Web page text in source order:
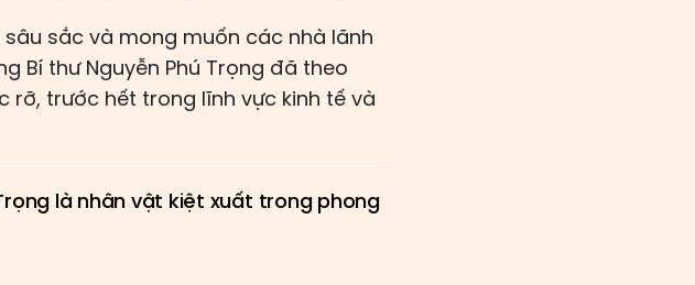
sắc và mong muốn các nhà lãnh
Bí thư Nguyễn Phú Trọng đã theo
rỡ, trước hết trong lĩnh vực kinh tế và
là nhân vật kiệt xuất trong phong